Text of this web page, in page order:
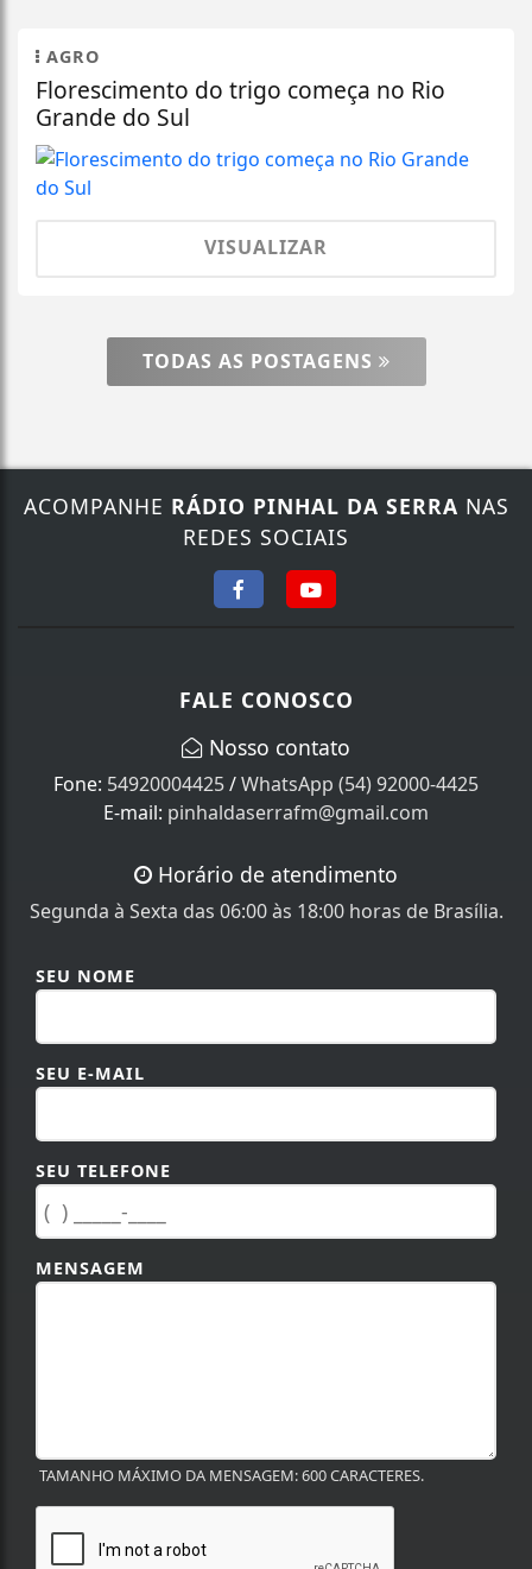
AGRO
Florescimento do trigo começa no Rio
Grande do Sul
VISUALIZAR
TODAS AS POSTAGENS
ACOMPANHE RÁDIO PINHAL DA SERRA NAS
REDES SOCIAIS
FALE CONOSCO
Nosso contato
Fone: 54920004425/WhatsApp (54) 92000-4425
E-mail: pinhaldaserrafm@gmail.com
Horário de atendimento
Segunda à Sexta das 06:00 às 18:00 horas de Brasília.
SEU NOME
SEU E-MAIL
SEU TELEFONE
MENSAGEM
TAMANHO MÁXIMO DA MENSAGEM: 600 CARACTERES.